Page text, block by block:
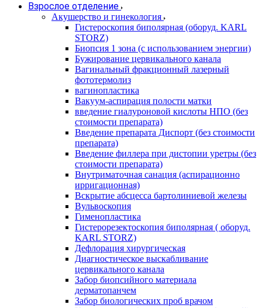
Взрослое отделение
Акушерство и гинекология
Гистероскопия биполярная (оборуд. KARL
STORZ)
Биопсия 1 зона (с использованием энергии)
Бужирование цервикального канала
Вагинальный фракционный лазерный
фототермолиз
вагинопластика
Вакуум-аспирация полости матки
введение гиалуроновой кислоты НПО (без
стоимости препарата)
Введение препарата Диспорт (без стоимости
препарата)
Введение филлера при дистопии уретры (без
стоимости препарата)
Внутриматочная санация (аспирационно
ирригационная)
Вскрытие абсцесса бартолиниевой железы
Вульвоскопия
Гименопластика
Гистерорезектоскопия биполярная ( оборуд.
KARL STORZ)
Дефлорация хирургическая
Диагностическое выскабливание
цервикального канала
Забор биопсийного материала
дерматопанчем
Забор биологических проб врачом